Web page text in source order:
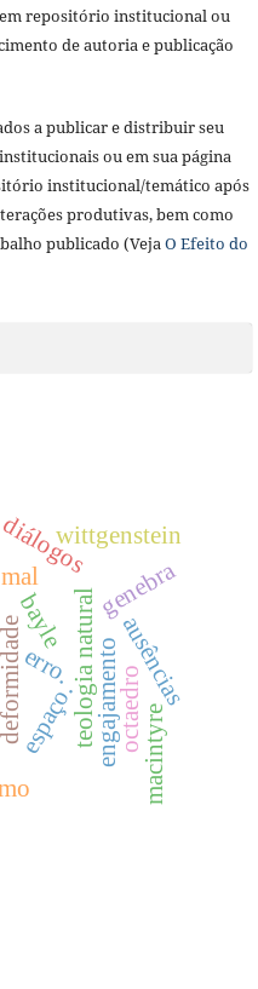
repositório institucional ou
de autoria e publicação
a publicar e distribuir seu
ou em sua página
institucional/temático após
produtivas, bem como
publicado (VejaO Efeito do
mal
teologia natural
espaço.engajamento
erro.
bayle
genebra
diálogos
octaedro
wittgenstein
ausências
macintyre